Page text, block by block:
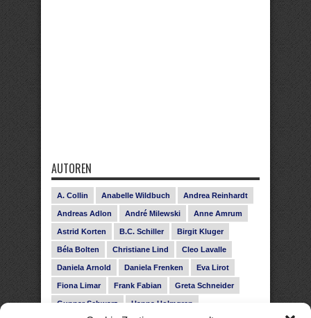
AUTOREN
A. Collin Anabelle Wildbuch Andrea Reinhardt
Andreas Adlon André Milewski Anne Amrum
Astrid Korten B.C. Schiller Birgit Kluger
Béla Bolten Christiane Lind Cleo Lavalle
Daniela Arnold Daniela Frenken Eva Lirot
Fiona Limar Frank Fabian Greta Schneider
Gunnar Schwarz Hanna Holmgren